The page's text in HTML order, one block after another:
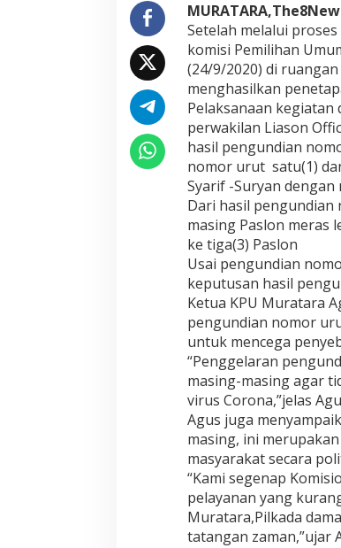
Setelah melalui
komisi Pemilihan
(24/9/2020) di
menghasilkan
Pelaksanaan
perwakilan Liason
hasil pengundian
nomor urut satu(1)
Syarif -Suryan
Dari hasil
masing Paslon meras
ke tiga(3) Paslon
Usai pengundian
keputusan hasil
Ketua KPU Muratara
pengundian nomor
untuk mencega
“Penggelaran
masing-masing agar
virus Corona,”jelas
Agus juga
masing, ini
masyarakat secara
“Kami segenap
pelayanan yang
Muratara,Pilkada
tatangan zaman,”ujar